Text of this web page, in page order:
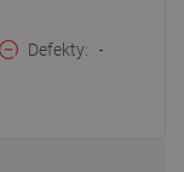
Defekty -